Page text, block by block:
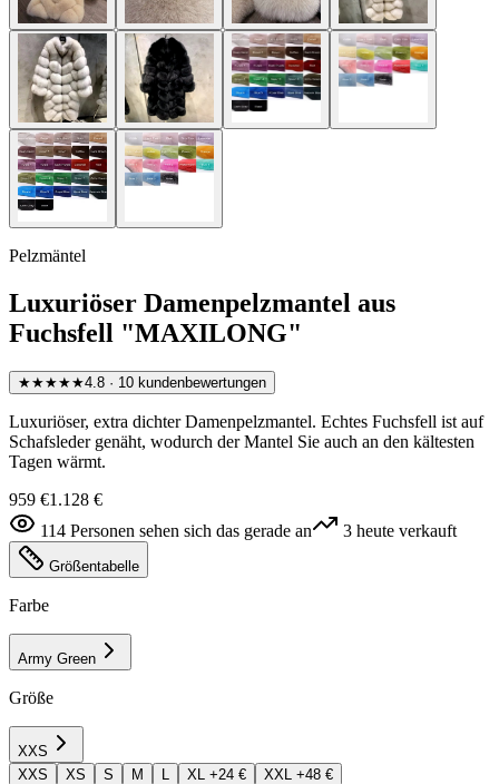
Pelzmäntel
Luxuriöser Damenpelzmantel aus
Fuchsfell "MAXILONG"
★★★★★4.8 · 10 kundenbewertungen
Luxuriöser, extra dichter Damenpelzmantel. Echtes Fuchsfell ist auf
Schafsleder genäht, wodurch der Mantel Sie auch an den kältesten
Tagen wärmt.
959 €1.128 €
114 Personen sehen sich das gerade an 3 heute verkauft
Größentabelle
Farbe
Army Green
Größe
XXS
XXS
XS S M XL +24 € XXL +48 €